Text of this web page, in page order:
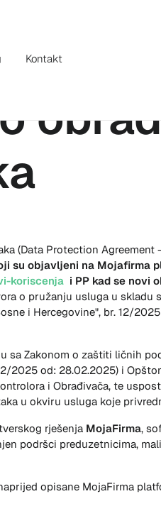
Kontakt
(Data Protection Agreement
su objavljeni na Mojafirma
koriscenja i PP kad se novi
o pružanju usluga u skladu
i Hercegovine", br. 12/
sa Zakonom o zaštiti ličnih
2025 od: 28.02.2025) i
i Obrađivača, te
u okviru usluga koje
rješenja MojaFirma,
podršci preduzetnicima,
opisane MojaFirma